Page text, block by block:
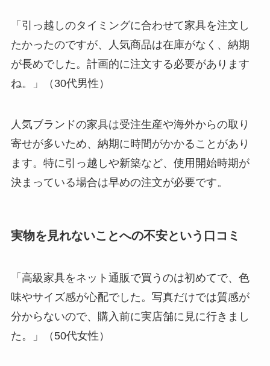
「引っ越しのタイミングに合わせて家具を注文し
たかったのですが、人気商品は在庫がなく、納期
が長めでした。計画的に注文する必要があります
ね。」（30代男性）
人気ブランドの家具は受注生産や海外からの取り
寄せが多いため、納期に時間がかかることがあり
ます。特に引っ越しや新築など、使用開始時期が
決まっている場合は早めの注文が必要です。
実物を見れないことへの不安という口コミ
「高級家具をネット通販で買うのは初めてで、色
味やサイズ感が心配でした。写真だけでは質感が
分からないので、購入前に実店舗に見に行きまし
た。」（50代女性）